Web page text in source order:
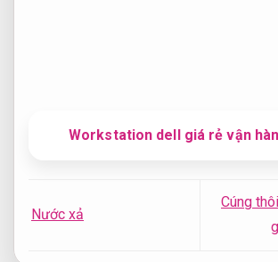
Workstation dell giá rẻ vận
Nước xả
Cúng